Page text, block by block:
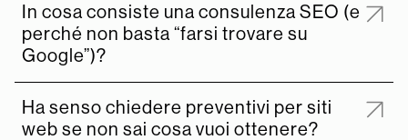
In cosa consiste una consulenza SEO (e
perché non basta “farsi trovare su
Google”)?
Ha senso chiedere preventivi per siti
web se non sai cosa vuoi ottenere?